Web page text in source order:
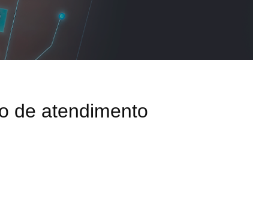
de atendimento